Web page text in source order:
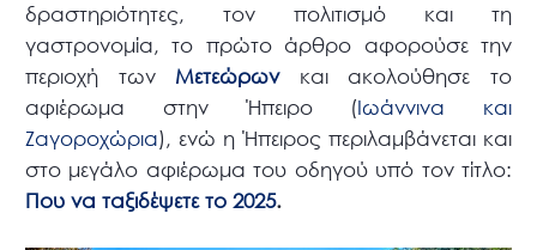
δραστηριότητες, τον πολιτισμό και τη
γαστρονομία, το πρώτο άρθρο αφορούσε την
περιοχή των Μετεώρωνκαι ακολούθησε το
αφιέρωμα στην Ήπειρο (Ιωάννινα και
Ζαγοροχώρια), ενώ η Ήπειρος περιλαμβάνεται και
στο μεγάλο αφιέρωμα του οδηγού υπό τον τίτλο:
Που να ταξιδέψετε το 2025.